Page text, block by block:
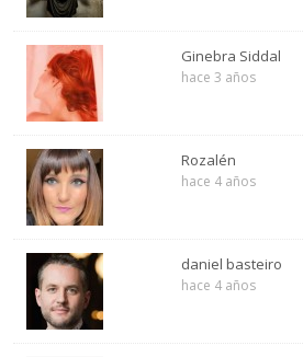
Ginebra Siddal
hace 3 años
Rozalén
hace 4 años
daniel basteiro
hace 4 años